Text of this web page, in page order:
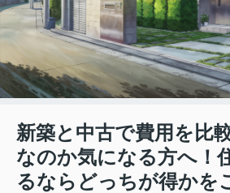
新築と中古で費用を比
なのか気になる方へ！
るならどっちが得かを